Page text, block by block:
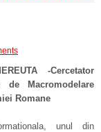
-Cercetator
Macromodelare
Romane
unul din